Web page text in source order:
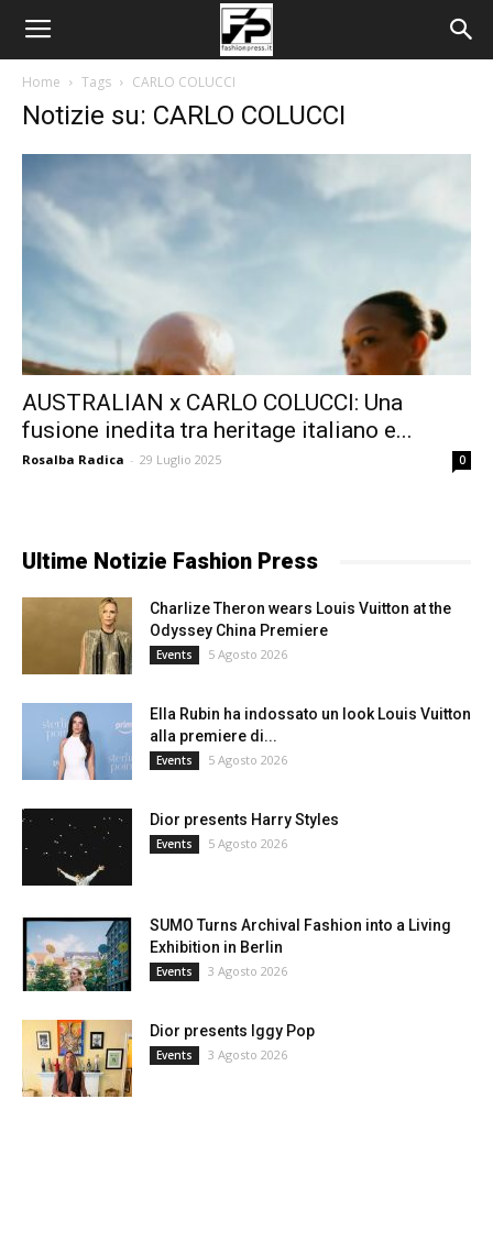
Home Tags CARLO COLUCCI
Notizie su: CARLO COLUCCI
AUSTRALIAN x CARLO COLUCCI: Una
fusione inedita tra heritage italiano e...
Rosalba Radica - 29 Luglio 2025 0
Ultime Notizie Fashion Press
Charlize Theron wears Louis Vuitton at the
Odyssey China Premiere
Events 5 Agosto 2026
Ella Rubin ha indossato un look Louis Vuitton
alla premiere di...
Events 5 Agosto 2026
Dior presents Harry Styles
Events 5 Agosto 2026
SUMO Turns Archival Fashion into a Living
Exhibition in Berlin
Events 3 Agosto 2026
Dior presents Iggy Pop
Events 3 Agosto 2026